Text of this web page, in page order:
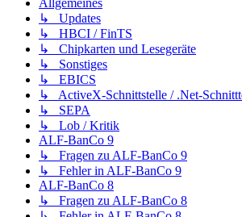
Allgemeines
↳ Updates
↳ HBCI / FinTS
↳ Chipkarten und Lesegeräte
↳ Sonstiges
↳ EBICS
↳ ActiveX-Schnittstelle / .Net-
↳ SEPA
↳ Lob / Kritik
ALF-BanCo 9
↳ Fragen zu ALF-BanCo 9
↳ Fehler in ALF-BanCo 9
ALF-BanCo 8
↳ Fragen zu ALF-BanCo 8